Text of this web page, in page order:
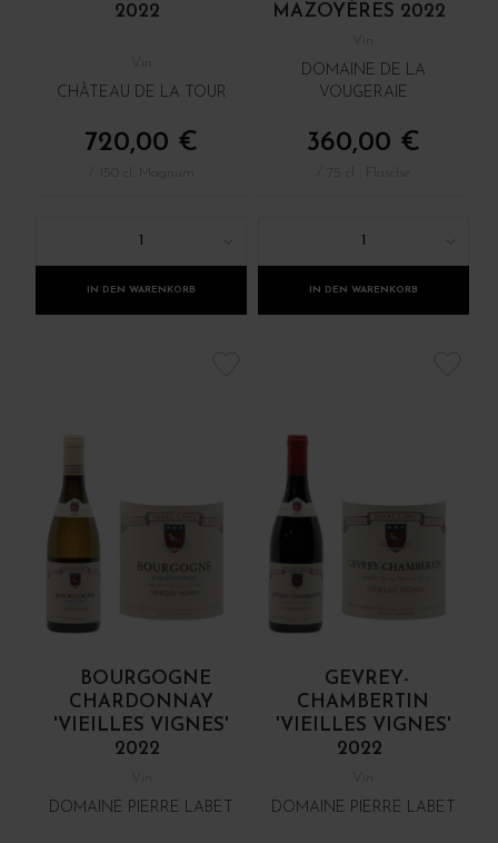
2022
CHÂTEAU DE LA TOUR
720,00 €
1
IN DEN WARENKORB
MAZOYÈRES 2022
DOMAINE DE LA
VOUGERAIE
360,00 €
1
IN DEN WARENKORB
BOURGOGNE
CHARDONNAY
'VIEILLES VIGNES'
2022
DOMAINE PIERRE LABET
GEVREY-
CHAMBERTIN
'VIEILLES VIGNES'
2022
DOMAINE PIERRE LABET